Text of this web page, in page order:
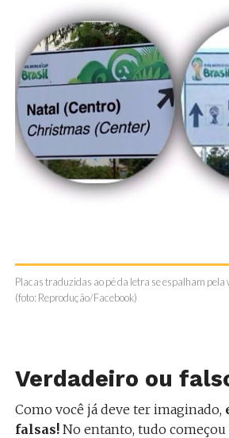
Placas traduzidas ao pé da letra se espalham pela
(foto: Reprodução/Facebook)
Verdadeiro ou
Como você já deve ter imaginado,
falsas!No entanto, tudo começou